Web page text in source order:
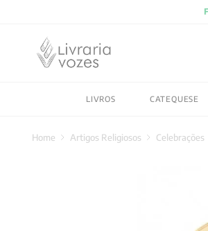
LIVROS CATEQUESE
Artigos Religiosos Celebrações